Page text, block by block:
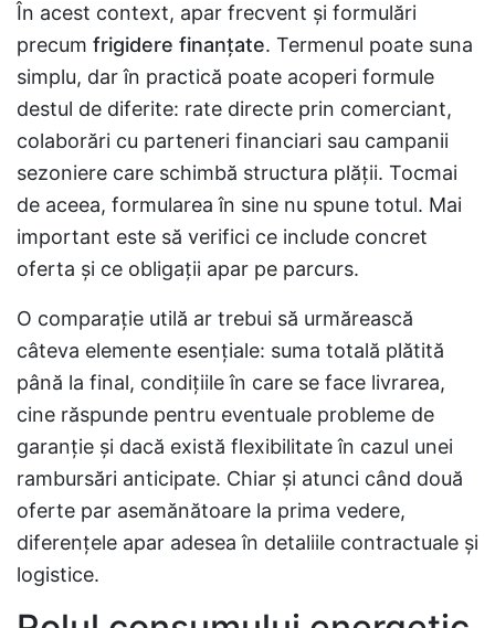
În acest context, apar frecvent și formulări
precum frigidere finanțate. Termenul poate suna
simplu, dar în practică poate acoperi formule
destul de diferite: rate directe prin comerciant,
colaborări cu parteneri financiari sau campanii
sezoniere care schimbă structura plății. Tocmai
de aceea, formularea în sine nu spune totul. Mai
important este să verifici ce include concret
oferta și ce obligații apar pe parcurs.
O comparație utilă ar trebui să urmărească
câteva elemente esențiale: suma totală plătită
până la final, condițiile în care se face livrarea,
cine răspunde pentru eventuale probleme de
garanție și dacă există flexibilitate în cazul unei
rambursări anticipate. Chiar și atunci când două
oferte par asemănătoare la prima vedere,
diferențele apar adesea în detaliile contractuale și
logistice.